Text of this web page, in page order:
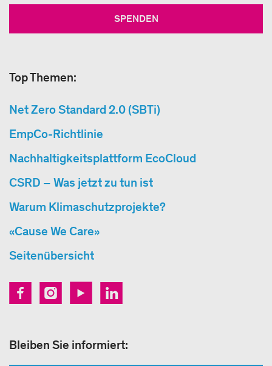
SPENDEN
Top Themen:
Net Zero Standard 2.0 (SBTi)
EmpCo-Richtlinie
Nachhaltigkeitsplattform EcoCloud
CSRD – Was jetzt zu tun ist
Warum Klimaschutzprojekte?
«Cause We Care»
Seitenübersicht
Bleiben Sie informiert: